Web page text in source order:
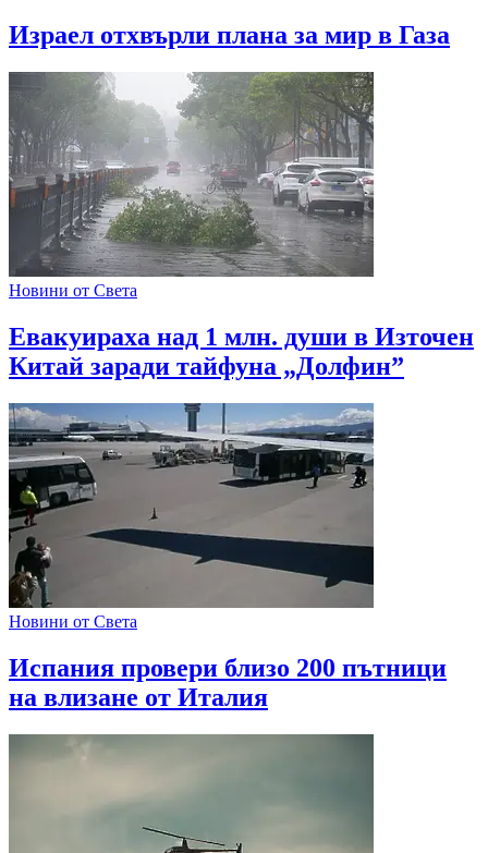
Израел отхвърли плана за мир в Газа
Новини от Света
Евакуираха над 1 млн. души в Източен
Китай заради тайфуна „Долфин”
Новини от Света
Испания провери близо 200 пътници
на влизане от Италия